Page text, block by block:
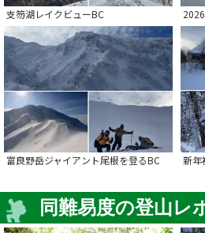
支笏湖レイクビューBC
富良野岳ジャイアント尾根を登るBC 新年
同難易度の登山レ